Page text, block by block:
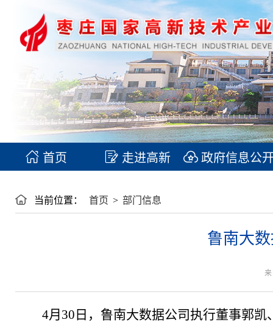
首页 走进高新 政府信息公
当前位置： 首页 > 部门信息
鲁南大
4月30日，鲁南大数据公司执行董事郭凯